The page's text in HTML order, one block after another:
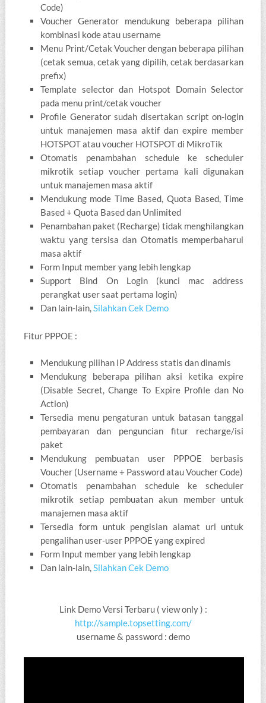
Code)
Voucher Generator mendukung beberapa pilihan
kombinasi kode atau username
Menu Print/Cetak Voucher dengan beberapa pilihan
(cetak semua, cetak yang dipilih, cetak berdasarkan
prefix)
Template selector dan Hotspot Domain Selector
pada menu print/cetak voucher
Profile Generator sudah disertakan script on-login
untuk manajemen masa aktif dan expire member
HOTSPOT atau voucher HOTSPOT di MikroTik
Otomatis penambahan schedule ke scheduler
mikrotik setiap voucher pertama kali digunakan
untuk manajemen masa aktif
Mendukung mode Time Based, Quota Based, Time
Based + Quota Based dan Unlimited
Penambahan paket (Recharge) tidak menghilangkan
waktu yang tersisa dan Otomatis memperbaharui
masa aktif
Form Input member yang lebih lengkap
Support Bind On Login (kunci mac address
perangkat user saat pertama login)
Dan lain-lain,Silahkan Cek Demo
Fitur PPPOE :
Mendukung pilihan IP Address statis dan dinamis
Mendukung beberapa pilihan aksi ketika expire
(Disable Secret, Change To Expire Profile dan No
Action)
Tersedia menu pengaturan untuk batasan tanggal
pembayaran dan penguncian fitur recharge/isi
paket
Mendukung pembuatan user PPPOE berbasis
Voucher (Username + Password atau Voucher Code)
Otomatis penambahan schedule ke scheduler
mikrotik setiap pembuatan akun member untuk
manajemen masa aktif
Tersedia form untuk pengisian alamat url untuk
pengalihan user-user PPPOE yang expired
Form Input member yang lebih lengkap
Dan lain-lain,Silahkan Cek Demo
Link Demo Versi Terbaru ( view only ) :
http://sample.topsetting.com/
username & password : demo